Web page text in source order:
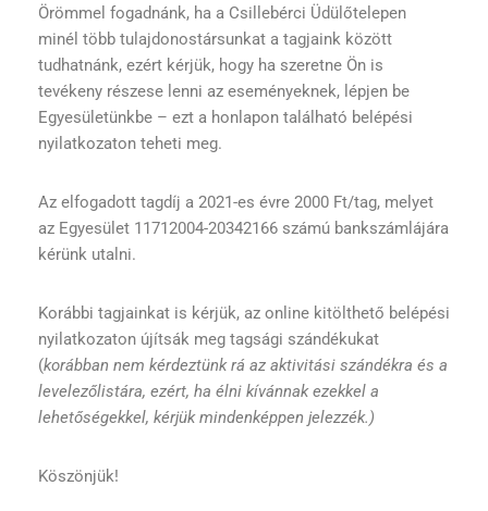
Örömmel fogadnánk, ha a Csillebérci Üdülőtelepen
minél több tulajdonostársunkat a tagjaink között
tudhatnánk, ezért kérjük, hogy ha szeretne Ön is
tevékeny részese lenni az eseményeknek, lépjen be
Egyesületünkbe – ezt a honlapon található belépési
nyilatkozaton teheti meg.
Az elfogadott tagdíj a 2021-es évre 2000 Ft/tag, melyet
az Egyesület 11712004-20342166 számú bankszámlájára
kérünk utalni.
Korábbi tagjainkat is kérjük, az online kitölthető belépési
nyilatkozaton újítsák meg tagsági szándékukat
(korábban nem kérdeztünk rá az aktivitási szándékra és a
levelezőlistára, ezért, ha élni kívánnak ezekkel a
lehetőségekkel, kérjük mindenképpen jelezzék.)
Köszönjük!